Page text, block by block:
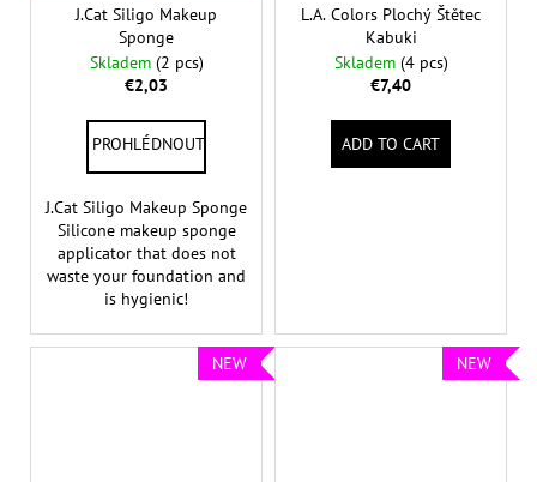
J.Cat Siligo Makeup
Sponge
Skladem (2 pcs)
€2,03
J.Cat Siligo Makeup Sponge
Silicone makeup sponge
applicator that does not
waste your foundation and
is hygienic!
L.A. Colors Plochý Štětec
Kabuki
Skladem (4 pcs)
€7,40
ADD TO CART
NEW NEW